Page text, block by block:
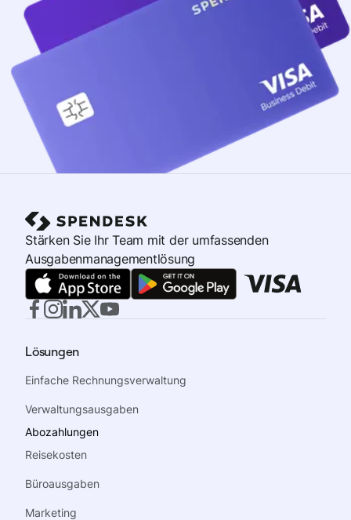
Stärken Sie Ihr Team mit der umfassenden
Ausgabenmanagementlösung
Lösungen
Einfache Rechnungsverwaltung
Verwaltungsausgaben
Abozahlungen
Reisekosten
Büroausgaben
Marketing